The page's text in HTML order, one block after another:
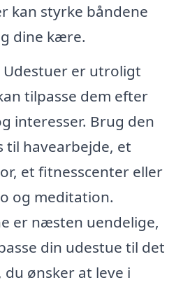
kan styrke båndene
dine kære.
Udestuer er utroligt
tilpasse dem efter
interesser. Brug den
til havearbejde, et
et fitnesscenter eller
og meditation.
er næsten uendelige,
din udestue til det
du ønsker at leve i